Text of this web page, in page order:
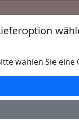
Der Shop
Wir
wählen Sie eine